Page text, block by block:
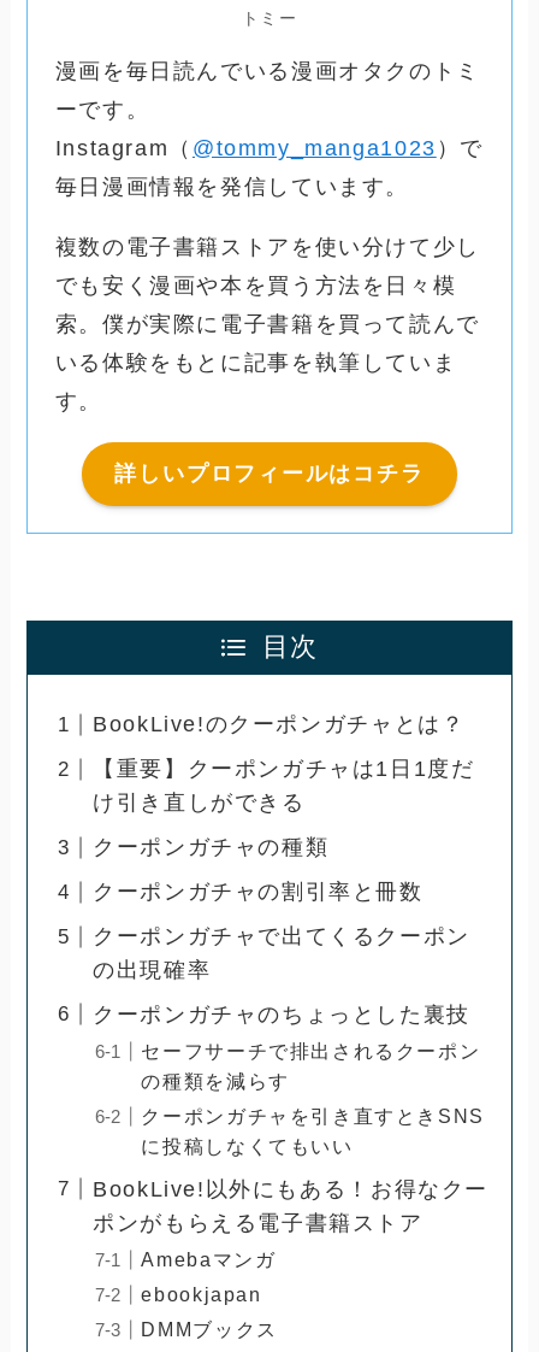
トミー
漫画を毎日読んでいる漫画オタクのトミ
ーです。
Instagram（ @tommy_manga1023 ）で
毎日漫画情報を発信しています。
複数の電子書籍ストアを使い分けて少し
でも安く漫画や本を買う方法を日々模
索。僕が実際に電子書籍を買って読んで
いる体験をもとに記事を執筆していま
す。
詳しいプロフィールはコチラ
目次
BookLive!のクーポンガチャとは？
【重要】クーポンガチャは1日1度だ
け引き直しができる
クーポンガチャの種類
クーポンガチャの割引率と冊数
クーポンガチャで出てくるクーポン
の出現確率
クーポンガチャのちょっとした裏技
セーフサーチで排出されるクーポン
の種類を減らす
クーポンガチャを引き直すときSNS
に投稿しなくてもいい
BookLive!以外にもある！お得なクー
ポンがもらえる電子書籍ストア
Amebaマンガ
ebookjapan
DMMブックス